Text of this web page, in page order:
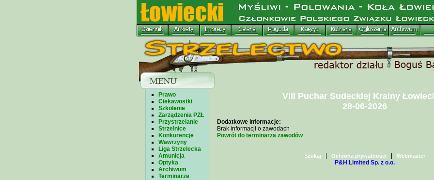
Prawo
Ciekawostki
Szkolenie
Zarządzenia PZŁ
Przystrzelanie
Strzelnice
Konkurencje
Wawrzyny
Liga Strzelecka
Amunicja
Optyka
Archiwum
Terminarze
VIII Puchar Sudeckiej Krainy
28-06-2026
Dodatkowe informacje:
Brak informacji o zawodach
Powrót do terminarza zawodów
Szukaj Ochrona prywatności Webmaster
P&H Limited Sp. z o.o.